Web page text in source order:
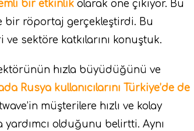
bir etkinlik olarak öne çıkıyor. Bu
bir röportaj gerçekleştirdi. Bu
sektöre katkılarını konuştuk.
hızla büyüdüğünü ve
Rusya kullanıcılarını Türkiye’de de
müşterilere hızlı ve kolay
olduğunu belirtti. Aynı